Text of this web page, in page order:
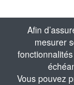
Afin
mesurer
Vous pouvez